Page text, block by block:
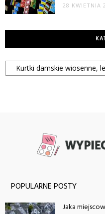
28 KWIETNIA
Kategorie
POPULARNE POSTY
Jaka